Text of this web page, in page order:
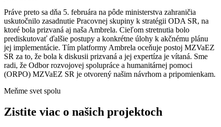
Práve preto sa dňa 5. februára na pôde ministerstva zahraničia
uskutočnilo zasadnutie Pracovnej skupiny k stratégii ODA SR, na
ktoré bola prizvaná aj naša Ambrela. Cieľom stretnutia bolo
prediskutovať ďalšie postupy a konkrétne úlohy k akčnému plánu
jej implementácie. Tím platformy Ambrela oceňuje postoj MZVaEZ
SR za to, že bola k diskusii prizvaná a jej expertíza je vítaná. Sme
radi, že Odbor rozvojovej spolupráce a humanitárnej pomoci
(ORPO) MZVaEZ SR je otvorený našim návrhom a pripomienkam.
Meňme svet spolu
Zistite viac o našich projektoch